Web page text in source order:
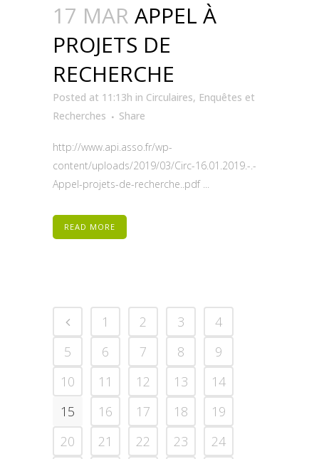
17 MAR APPEL À
PROJETS DE
RECHERCHE
Posted at 11:13h in Circulaires, Enquêtes et
Recherches
Share
http://www.api.asso.fr/wp-
content/uploads/2019/03/Circ-16.01.2019.-.-
Appel-projets-de-recherche..pdf ...
READ MORE
1 2 3
4
5
6 7 8
9
10
11 12 13
14
15
16 17 18
19
20
21 22 23
24